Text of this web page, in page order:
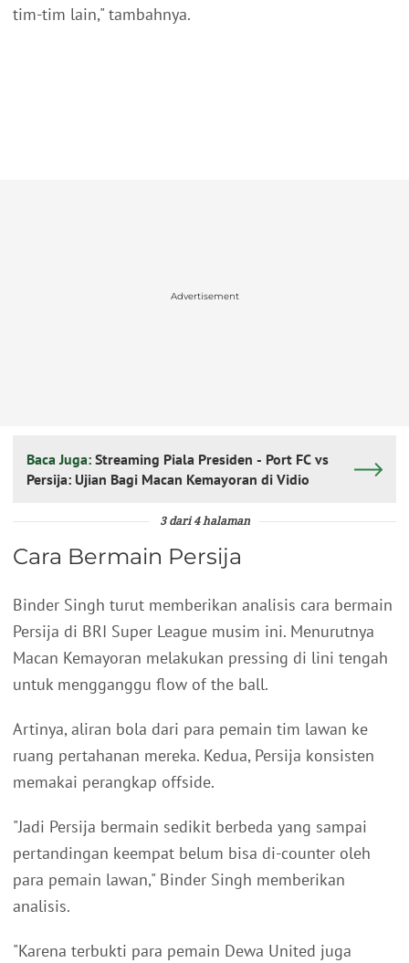
tim-tim lain," tambahnya.
Advertisement
Baca Juga: Streaming Piala Presiden - Port FC vs
Persija: Ujian Bagi Macan Kemayoran di Vidio
3 dari 4 halaman
Cara Bermain Persija
Binder Singh turut memberikan analisis cara bermain
Persija di BRI Super League musim ini. Menurutnya
Macan Kemayoran melakukan pressing di lini tengah
untuk mengganggu flow of the ball.
Artinya, aliran bola dari para pemain tim lawan ke
ruang pertahanan mereka. Kedua, Persija konsisten
memakai perangkap offside.
"Jadi Persija bermain sedikit berbeda yang sampai
pertandingan keempat belum bisa di-counter oleh
para pemain lawan," Binder Singh memberikan
analisis.
"Karena terbukti para pemain Dewa United juga